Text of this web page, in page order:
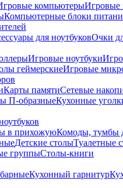
компьютерыИгровые
Компьютерные блоки
для ноутбуковОчки
Игровые ноутбуки
геймерскиеИгровые
Карты памятиСетевые
П-образныеКухонные
в прихожуюКомоды, тумбы
Детские столыТуалетные
группыСтолы-книги
Кухонный гарнитур